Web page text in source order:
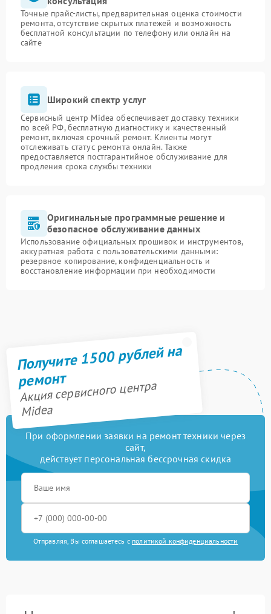
Точные прайс-листы, предварительная оценка стоимости
ремонта, отсутствие скрытых платежей и возможность
бесплатной консультации по телефону или онлайн на
сайте
Широкий спектр услуг
Сервисный центр Midea обеспечивает доставку техники
по всей РФ, бесплатную диагностику и качественный
ремонт, включая срочный ремонт. Клиенты могут
отслеживать статус ремонта онлайн. Также
предоставляется постгарантийное обслуживание для
продления срока службы техники
Оригинальные программные решение и
безопасное обслуживание данных
Использование официальных прошивок и инструментов,
аккуратная работа с пользовательскими данными:
резервное копирование, конфиденциальность и
восстановление информации при необходимости
Получите 1500 рублей на
ремонт
Акция сервисного центра
Midea
При оформлении заявки на ремонт техники через
сайт,
действует персональная бессрочная скидка
Отправляя, Вы соглашаетесь с политикой конфиденциальности